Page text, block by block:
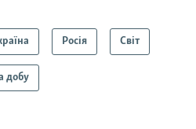
Росія Світ
добу